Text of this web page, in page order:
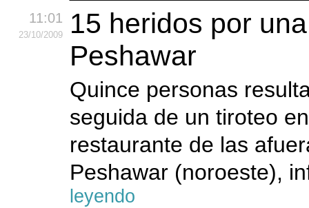
11:01
23/10/2009
15 heridos por
Peshawar
Quince personas
seguida de un tiroteo
restaurante de las
Peshawar (noroeste),
leyendo